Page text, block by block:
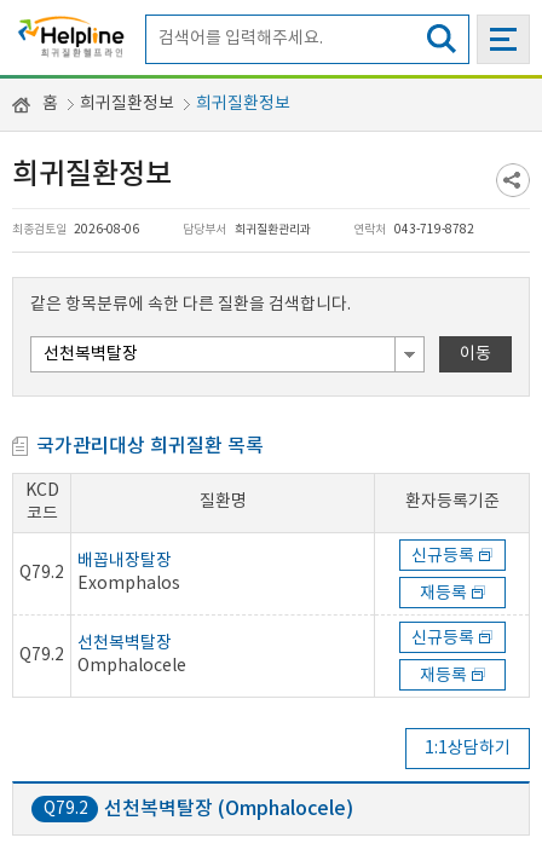
홈 희귀질환정보 희귀질환정보
희귀질환정보
최종검토일 2026-08-06 담당부서 희귀질환관리과 연락처 043-719-8782
같은 항목분류에 속한 다른 질환을 검색합니다.
이동
국가관리대상 희귀질환 목록
KCD
코드
질환명 환자등록기준
Q79.2
배꼽내장탈장
Exomphalos
신규등록
재등록
Q79.2
선천복벽탈장
Omphalocele
신규등록
재등록
1:1상담하기
Q79.2 선천복벽탈장 (Omphalocele)